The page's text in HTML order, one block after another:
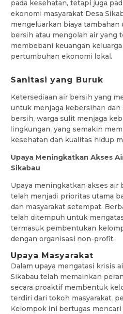
pada kesehatan, tetapi juga
ekonomi masyarakat Desa
mengeluarkan biaya
bersih atau mengolah air yang
membebani keuangan
pertumbuhan ekonomi lokal.
Sanitasi yang Buruk
Ketersediaan air bersih yang
untuk menjaga kebersihan dan
bersih, warga sulit menjaga
lingkungan, yang semakin
kesehatan dan kualitas hidup
Upaya Meningkatkan Akses
Sikabau
Upaya meningkatkan akses air
telah menjadi prioritas utama
dan masyarakat setempat.
telah ditempuh untuk
termasuk pembentukan
dengan organisasi non-profit.
Upaya Masyarakat
Dalam upaya mengatasi krisis
Sikabau telah memainkan
secara proaktif membentuk
terdiri dari tokoh masyarakat,
Kelompok ini bertugas